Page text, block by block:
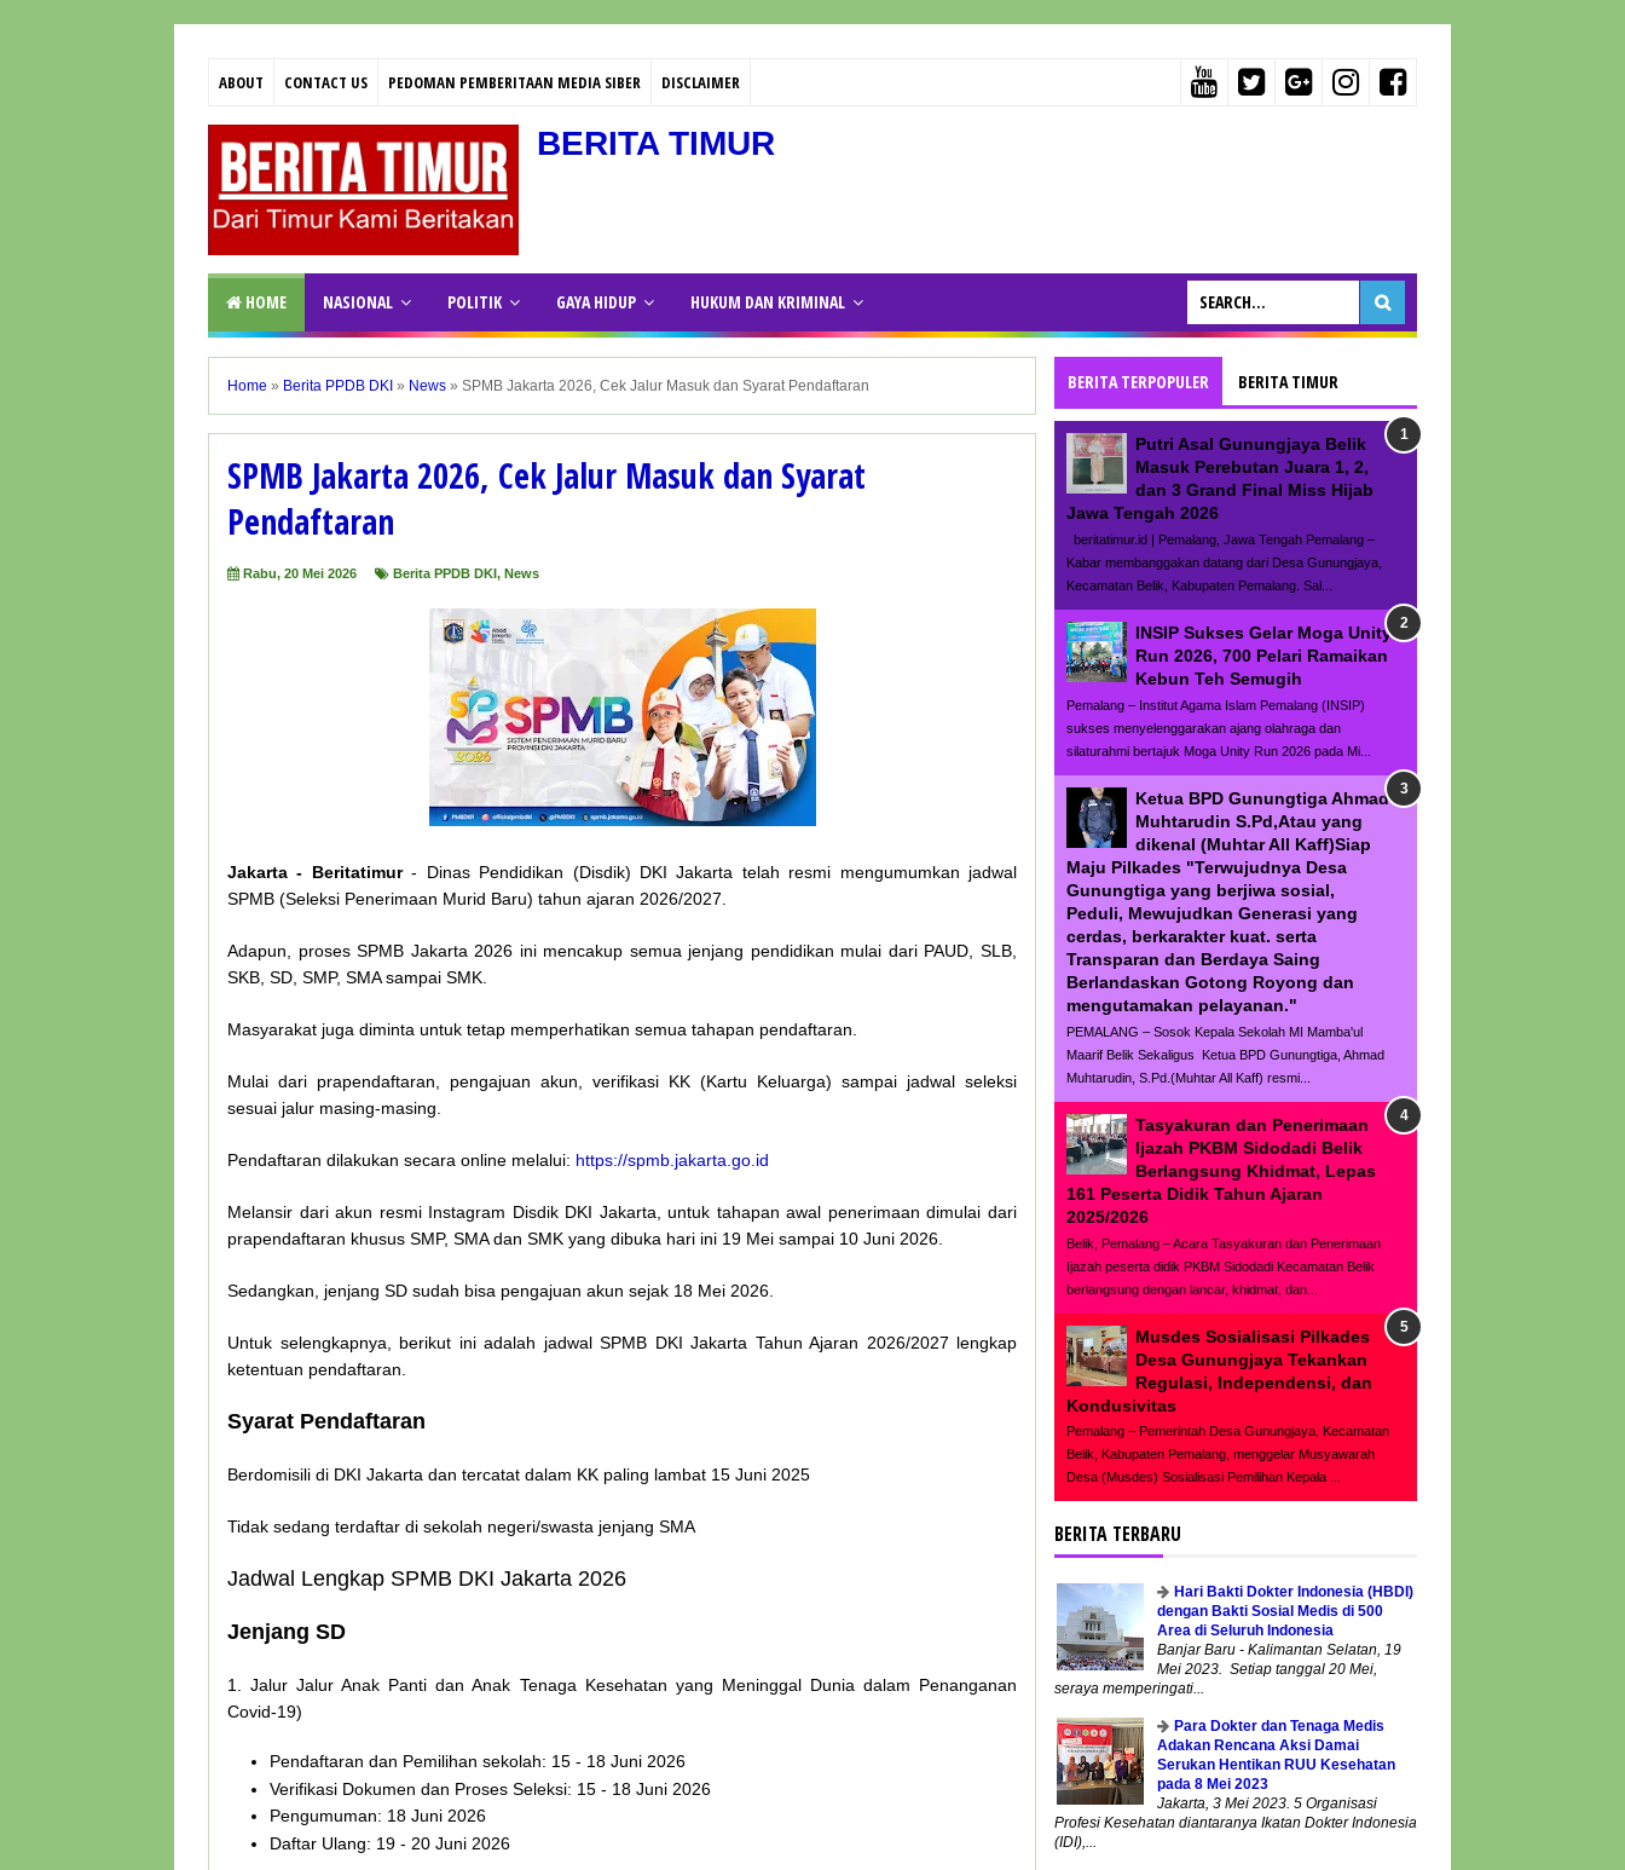
ABOUT CONTACT US PEDOMAN PEMBERITAAN MEDIA SIBER DISCLAIMER
BERITA TIMUR
HOME NASIONAL POLITIK GAYA HIDUP HUKUM DAN KRIMINAL
Home » Berita PPDB DKI » News » SPMB Jakarta 2026, Cek Jalur Masuk dan Syarat Pendaftaran
SPMB Jakarta 2026, Cek Jalur Masuk dan Syarat
Pendaftaran
Rabu, 20 Mei 2026 Berita PPDB DKI, News
Jakarta - Beritatimur- Dinas Pendidikan (Disdik) DKI Jakarta telah resmi mengumumkan jadwal
SPMB (Seleksi Penerimaan Murid Baru) tahun ajaran 2026/2027.
Adapun, proses SPMB Jakarta 2026 ini mencakup semua jenjang pendidikan mulai dari PAUD, SLB,
SKB, SD, SMP, SMA sampai SMK.
Masyarakat juga diminta untuk tetap memperhatikan semua tahapan pendaftaran.
Mulai dari prapendaftaran, pengajuan akun, verifikasi KK (Kartu Keluarga) sampai jadwal seleksi
sesuai jalur masing-masing.
Pendaftaran dilakukan secara online melalui: https://spmb.jakarta.go.id
Melansir dari akun resmi Instagram Disdik DKI Jakarta, untuk tahapan awal penerimaan dimulai dari
prapendaftaran khusus SMP, SMA dan SMK yang dibuka hari ini 19 Mei sampai 10 Juni 2026.
Sedangkan, jenjang SD sudah bisa pengajuan akun sejak 18 Mei 2026.
Untuk selengkapnya, berikut ini adalah jadwal SPMB DKI Jakarta Tahun Ajaran 2026/2027 lengkap
ketentuan pendaftaran.
Syarat Pendaftaran
Berdomisili di DKI Jakarta dan tercatat dalam KK paling lambat 15 Juni 2025
Tidak sedang terdaftar di sekolah negeri/swasta jenjang SMA
Jadwal Lengkap SPMB DKI Jakarta 2026
Jenjang SD
1. Jalur Jalur Anak Panti dan Anak Tenaga Kesehatan yang Meninggal Dunia dalam Penanganan
Covid-19)
Pendaftaran dan Pemilihan sekolah: 15 - 18 Juni 2026
Verifikasi Dokumen dan Proses Seleksi: 15 - 18 Juni 2026
Pengumuman: 18 Juni 2026
Daftar Ulang: 19 - 20 Juni 2026
BERITA TERPOPULER BERITA TIMUR
Putri Asal Gunungjaya Belik
Masuk Perebutan Juara 1, 2,
dan 3 Grand Final Miss Hijab
Jawa Tengah 2026
beritatimur.id | Pemalang, Jawa Tengah Pemalang –
Kabar membanggakan datang dari Desa Gunungjaya,
Kecamatan Belik, Kabupaten Pemalang. Sal...
INSIP Sukses Gelar Moga Unity
Run 2026, 700 Pelari Ramaikan
Kebun Teh Semugih
Pemalang – Institut Agama Islam Pemalang (INSIP)
sukses menyelenggarakan ajang olahraga dan
silaturahmi bertajuk Moga Unity Run 2026 pada Mi...
Ketua BPD Gunungtiga Ahmad
Muhtarudin S.Pd,Atau yang
dikenal (Muhtar All Kaff)Siap
Maju Pilkades "Terwujudnya Desa
Gunungtiga yang berjiwa sosial,
Peduli, Mewujudkan Generasi yang
cerdas, berkarakter kuat. serta
Transparan dan Berdaya Saing
Berlandaskan Gotong Royong dan
mengutamakan pelayanan."
PEMALANG – Sosok Kepala Sekolah MI Mamba'ul
Maarif Belik Sekaligus Ketua BPD Gunungtiga, Ahmad
Muhtarudin, S.Pd.(Muhtar All Kaff) resmi...
Tasyakuran dan Penerimaan
Ijazah PKBM Sidodadi Belik
Berlangsung Khidmat, Lepas
161 Peserta Didik Tahun Ajaran
2025/2026
Belik, Pemalang – Acara Tasyakuran dan Penerimaan
Ijazah peserta didik PKBM Sidodadi Kecamatan Belik
berlangsung dengan lancar, khidmat, dan...
Musdes Sosialisasi Pilkades
Desa Gunungjaya Tekankan
Regulasi, Independensi, dan
Kondusivitas
Pemalang – Pemerintah Desa Gunungjaya, Kecamatan
Belik, Kabupaten Pemalang, menggelar Musyawarah
Desa (Musdes) Sosialisasi Pemilihan Kepala ...
BERITA TERBARU
Hari Bakti Dokter Indonesia (HBDI)
dengan Bakti Sosial Medis di 500
Area di Seluruh Indonesia
Banjar Baru - Kalimantan Selatan, 19
Mei 2023. Setiap tanggal 20 Mei,
seraya memperingati...
Para Dokter dan Tenaga Medis
Adakan Rencana Aksi Damai
Serukan Hentikan RUU Kesehatan
pada 8 Mei 2023
Jakarta, 3 Mei 2023. 5 Organisasi
Profesi Kesehatan diantaranya Ikatan Dokter Indonesia
(IDI),...